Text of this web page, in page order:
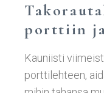
porttiin ja
Kauniisti
porttilehteen,